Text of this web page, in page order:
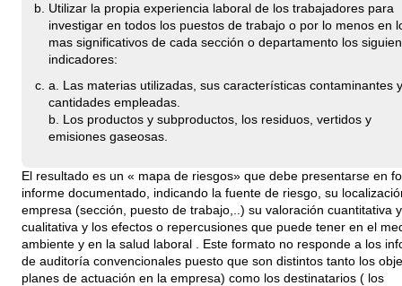
Utilizar la propia experiencia laboral de los trabajadores para
investigar en todos los puestos de trabajo o por lo menos en
mas significativos de cada sección o departamento los
indicadores:
a. Las materias utilizadas, sus características contaminantes
cantidades empleadas.
b. Los productos y subproductos, los residuos, vertidos y
emisiones gaseosas.
El resultado es un « mapa de riesgos» que debe presentarse en
informe documentado, indicando la fuente de riesgo, su
empresa (sección, puesto de trabajo,..) su valoración cuantitativa y
cualitativa y los efectos o repercusiones que puede tener en el
ambiente y en la salud laboral . Este formato no responde a los
de auditoría convencionales puesto que son distintos tanto los
planes de actuación en la empresa) como los destinatarios ( los